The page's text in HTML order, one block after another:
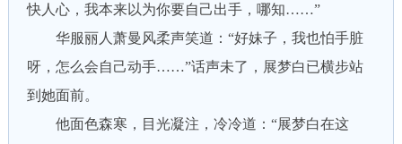
快人心，我本来以为你要自己出手，哪知……”
华服丽人萧曼风柔声笑道：“好妹子，我也怕手脏
呀，怎么会自己动手……”话声未了，展梦白已横步站
到她面前。
他面色森寒，目光凝注，冷冷道：“展梦白在这